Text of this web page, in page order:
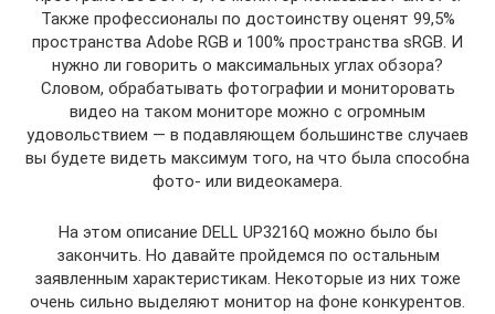
Также профессионалы по достоинству оценят 99,5%
пространства Adobe RGB и 100% пространства sRGB. И
нужно ли говорить о максимальных углах обзора?
Словом, обрабатывать фотографии и мониторовать
видео на таком мониторе можно с огромным
удовольствием — в подавляющем большинстве случаев
вы будете видеть максимум того, на что была способна
фото- или видеокамера.
На этом описание DELL UP3216Q можно было бы
закончить. Но давайте пройдемся по остальным
заявленным характеристикам. Некоторые из них тоже
очень сильно выделяют монитор на фоне конкурентов.